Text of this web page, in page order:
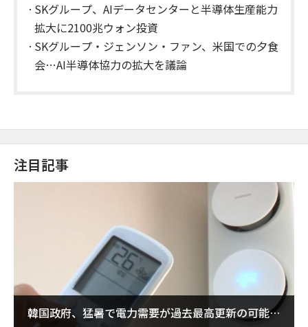
SKグループ、AIデータセンターと半導体生産能力
拡大に2100兆ウォン投資
SKグループ・ジェンソン・ファン、米国での夕食
会…AI半導体協力の拡大を議論
注目記事
韓国政府、猛暑で電力需要が過去最高更新の可能性